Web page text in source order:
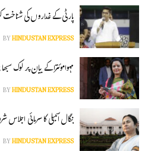
پارٹی کے غداروں کی شناخت
BYHINDUSTAN EXPRESS
مہواموئترا کے بیان پر لوک
BYHINDUSTAN EXPRESS
بنگال اسمبلی کا سرمائی
BYHINDUSTAN EXPRESS